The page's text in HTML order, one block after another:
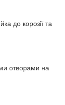
до корозії та
отворами на